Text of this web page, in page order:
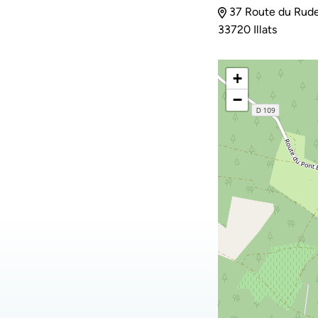
37 Route du
33720 Illats
+
−